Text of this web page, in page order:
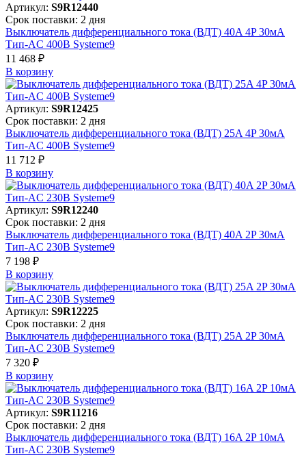
Артикул: S9R12440
Срок поставки: 2 дня
Выключатель дифференциального тока (ВДТ) 40A 4P 30мА
Тип-AC 400В Systeme9
11 468 ₽
В корзинy
Артикул: S9R12425
Срок поставки: 2 дня
Выключатель дифференциального тока (ВДТ) 25A 4P 30мА
Тип-AC 400В Systeme9
11 712 ₽
В корзинy
Артикул: S9R12240
Срок поставки: 2 дня
Выключатель дифференциального тока (ВДТ) 40A 2P 30мА
Тип-AC 230В Systeme9
7 198 ₽
В корзинy
Артикул: S9R12225
Срок поставки: 2 дня
Выключатель дифференциального тока (ВДТ) 25A 2P 30мА
Тип-AC 230В Systeme9
7 320 ₽
В корзинy
Артикул: S9R11216
Срок поставки: 2 дня
Выключатель дифференциального тока (ВДТ) 16A 2P 10мА
Тип-AC 230В Systeme9